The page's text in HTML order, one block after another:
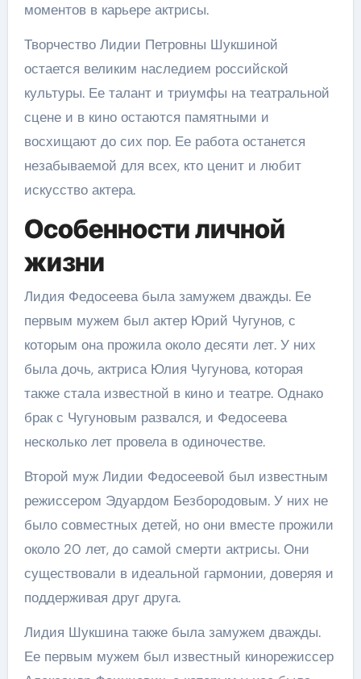
моментов в карьере актрисы.
Творчество Лидии Петровны Шукшиной
остается великим наследием российской
культуры. Ее талант и триумфы на театральной
сцене и в кино остаются памятными и
восхищают до сих пор. Ее работа останется
незабываемой для всех, кто ценит и любит
искусство актера.
Особенности личной
жизни
Лидия Федосеева была замужем дважды. Ее
первым мужем был актер Юрий Чугунов, с
которым она прожила около десяти лет. У них
была дочь, актриса Юлия Чугунова, которая
также стала известной в кино и театре. Однако
брак с Чугуновым развался, и Федосеева
несколько лет провела в одиночестве.
Второй муж Лидии Федосеевой был известным
режиссером Эдуардом Безбородовым. У них не
было совместных детей, но они вместе прожили
около 20 лет, до самой смерти актрисы. Они
существовали в идеальной гармонии, доверяя и
поддерживая друг друга.
Лидия Шукшина также была замужем дважды.
Ее первым мужем был известный кинорежиссер